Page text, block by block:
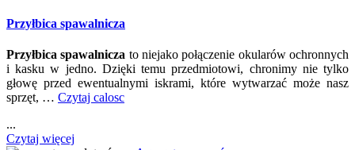
Przyłbica spawalnicza
Przyłbica spawalnicza to niejako połączenie okularów ochronnych
i kasku w jedno. Dzięki temu przedmiotowi, chronimy nie tylko
głowę przed ewentualnymi iskrami, które wytwarzać może nasz
sprzęt, … Czytaj calosc
...
Czytaj więcej